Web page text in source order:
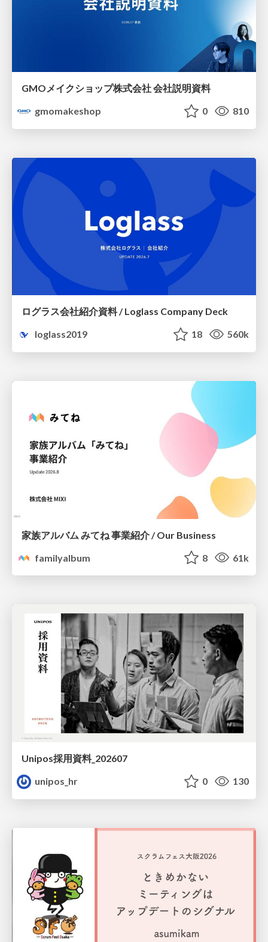
GMOメイクショップ株式会社 会社説明資料
gmomakeshop
0 810
ログラス会社紹介資料 / Loglass Company Deck
loglass2019
18 560k
家族アルバム みてね 事業紹介 / Our Business
familyalbum
8 61k
Unipos採用資料_202607
unipos_hr
0 130